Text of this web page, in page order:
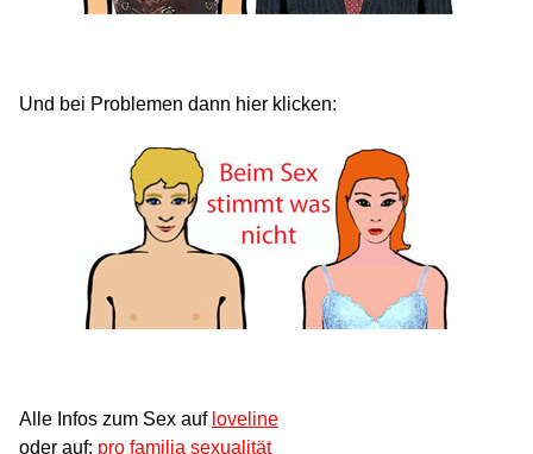
Und bei Problemen dann hier klicken:
Alle Infos zum Sex auf loveline
oder auf: pro familia sexualität